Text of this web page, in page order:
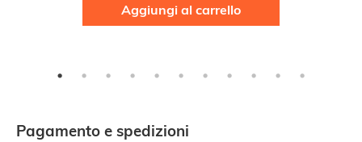
Aggiungi al carrello
Pagamento e spedizioni